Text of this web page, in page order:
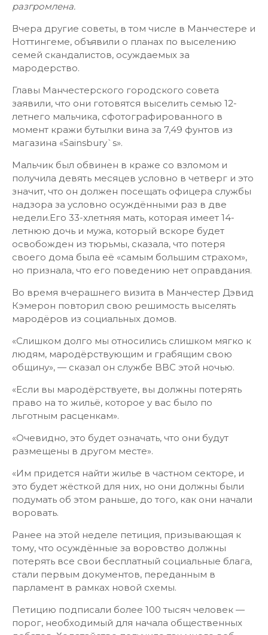
разгромлена.
Вчера другие советы, в том числе в Манчестере и
Ноттингеме, объявили о планах по выселению
семей скандалистов, осуждаемых за
мародерство.
Главы Манчестерского городского совета
заявили, что они готовятся выселить семью 12-
летнего мальчика, сфотографированного в
момент кражи бутылки вина за 7,49 фунтов из
магазина «Sainsbury`s».
Мальчик был обвинен в краже со взломом и
получила девять месяцев условно в четверг и это
значит, что он должен посещать офицера службы
надзора за условно осуждёнными раз в две
недели.Его 33-хлетняя мать, которая имеет 14-
летнюю дочь и мужа, который вскоре будет
освобожден из тюрьмы, сказала, что потеря
своего дома была её «самым большим страхом»,
но признала, что его поведению нет оправдания.
Во время вчерашнего визита в Манчестер Дэвид
Кэмерон повторил свою решимость выселять
мародёров из социальных домов.
«Слишком долго мы относились слишком мягко к
людям, мародёрствующим и грабящим свою
общину», — сказал он службе BBC этой ночью.
«Если вы мародёрствуете, вы должны потерять
право на то жильё, которое у вас было по
льготным расценкам».
«Очевидно, это будет означать, что они будут
размещены в другом месте».
«Им придется найти жилье в частном секторе, и
это будет жёсткой для них, но они должны были
подумать об этом раньше, до того, как они начали
воровать.
Ранее на этой неделе петиция, призывающая к
тому, что осуждённые за воровство должны
потерять все свои бесплатный социальные блага,
стали первым документов, переданным в
парламент в рамках новой схемы.
Петицию подписали более 100 тысяч человек —
порог, необходимый для начала общественных